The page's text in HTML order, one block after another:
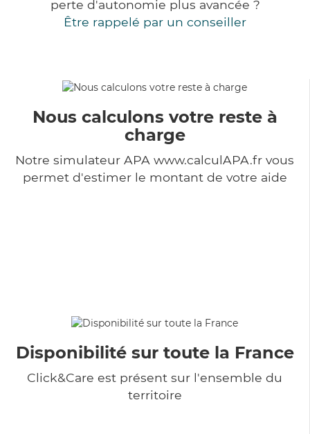
perte d'autonomie plus avancée ?
Être rappelé par un conseiller
Nous calculons votre reste à
charge
Notre simulateur APA www.calculAPA.fr vous
permet d'estimer le montant de votre aide
Disponibilité sur toute la France
Click&Care est présent sur l'ensemble du
territoire